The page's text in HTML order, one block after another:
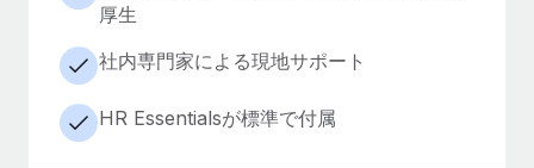
厚生
社内専門家による現地サポート
HR Essentialsが標準で付属